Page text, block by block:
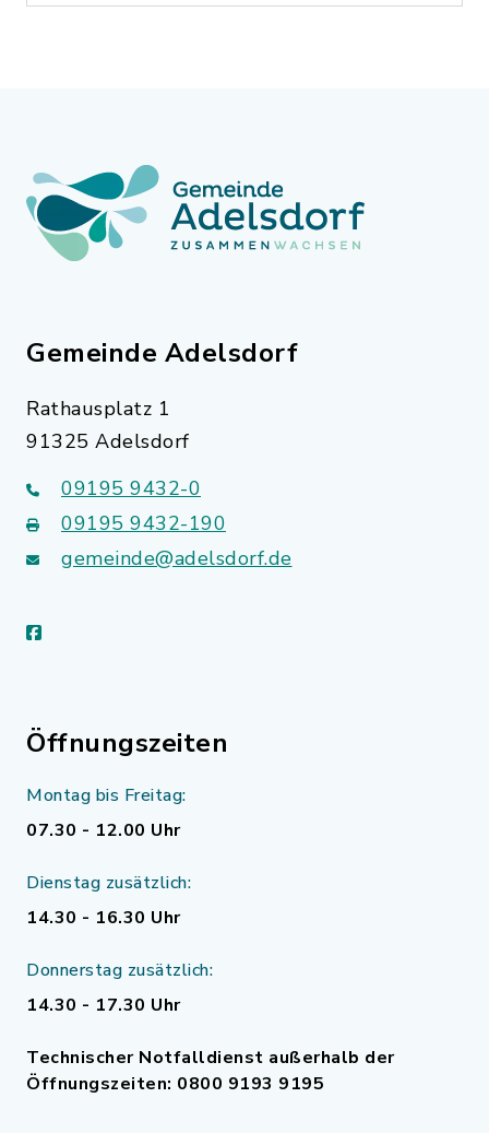
Gemeinde Adelsdorf
Rathausplatz 1
91325 Adelsdorf
09195 9432-0
09195 9432-190
gemeinde@adelsdorf.de
facebook
Öffnungszeiten
Montag bis Freitag:
07.30 - 12.00 Uhr
Dienstag zusätzlich:
14.30 - 16.30 Uhr
Donnerstag zusätzlich:
14.30 - 17.30 Uhr
Technischer Notfalldienst außerhalb der
Öffnungszeiten: 0800 9193 9195